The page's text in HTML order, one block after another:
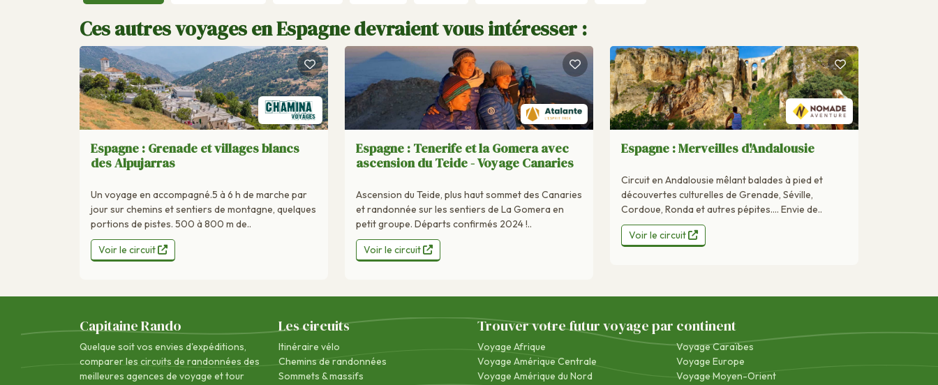
Ces autres voyages en Espagne devraient vous intéresser :
Espagne : Grenade et villages blancs
des Alpujarras
Un voyage en accompagné.5 à 6 h de marche par
jour sur chemins et sentiers de montagne, quelques
portions de pistes. 500 à 800 m de..
Voir le circuit
Espagne : Tenerife et la Gomera avec
ascension du Teide - Voyage Canaries
Ascension du Teide, plus haut sommet des Canaries
et randonnée sur les sentiers de La Gomera en
petit groupe. Départs confirmés 2024 !..
Voir le circuit
Espagne : Merveilles d'Andalousie
Circuit en Andalousie mêlant balades à pied et
découvertes culturelles de Grenade, Séville,
Cordoue, Ronda et autres pépites…. Envie de..
Voir le circuit
Capitaine Rando
Quelque soit vos envies d'expéditions,
comparer les circuits de randonnées des
meilleures agences de voyage et tour
Les circuits
Itinéraire vélo
Chemins de randonnées
Sommets & massifs
Trouver votre futur voyage par continent
Voyage Afrique
Voyage Amérique Centrale
Voyage Amérique du Nord
Voyage Caraïbes
Voyage Europe
Voyage Moyen-Orient